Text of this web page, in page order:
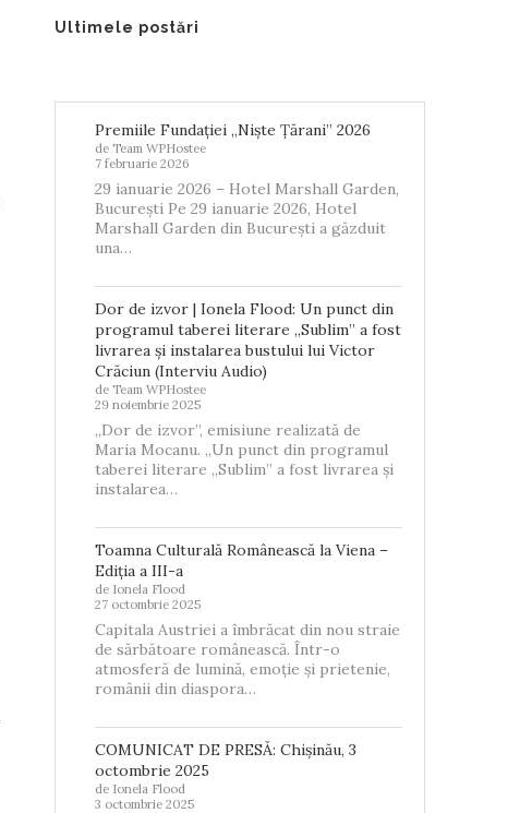
Ultimele postări
Premiile Fundației „Niște Țărani” 2026
de Team WPHostee
7 februarie 2026
29 ianuarie 2026 – Hotel Marshall Garden,
București Pe 29 ianuarie 2026, Hotel
Marshall Garden din București a găzduit
una…
Dor de izvor | Ionela Flood: Un punct din
programul taberei literare „Sublim” a fost
livrarea și instalarea bustului lui Victor
Crăciun (Interviu Audio)
de Team WPHostee
29 noiembrie 2025
„Dor de izvor”, emisiune realizată de
Maria Mocanu. „Un punct din programul
taberei literare „Sublim” a fost livrarea și
instalarea…
Toamna Culturală Românească la Viena –
Ediția a III-a
de Ionela Flood
27 octombrie 2025
Capitala Austriei a îmbrăcat din nou straie
de sărbătoare românească. Într-o
atmosferă de lumină, emoție și prietenie,
românii din diaspora…
COMUNICAT DE PRESĂ: Chișinău, 3
octombrie 2025
de Ionela Flood
3 octombrie 2025